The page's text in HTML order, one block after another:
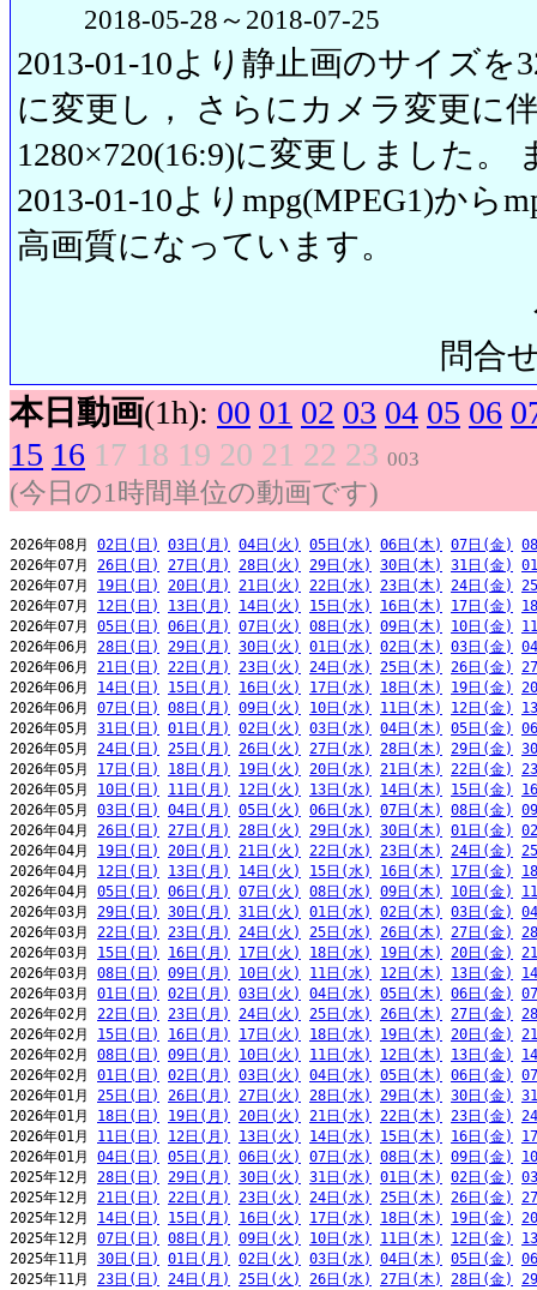
2018-05-28～2018-07-25
2013-01-10より静止画のサイズを
に変更し， さらにカメラ変更に
1280×720(16:9)に変更しました。
2013-01-10よりmpg(MPEG1)から
高画質になっています。
問合
本日動画(1h): 00 01 02 03 04 05 06
15 16 17 18 19 20 21 22 23 003
(今日の1時間単位の動画です)
2026年08月 02日(日) 03日(月) 04日(火) 05日(水) 06日(木) 07日(金)
2026年07月 26日(日) 27日(月) 28日(火) 29日(水) 30日(木) 31日(金)
2026年07月 19日(日) 20日(月) 21日(火) 22日(水) 23日(木) 24日(金)
2026年07月 12日(日) 13日(月) 14日(火) 15日(水) 16日(木) 17日(金)
2026年07月 05日(日) 06日(月) 07日(火) 08日(水) 09日(木) 10日(金)
2026年06月 28日(日) 29日(月) 30日(火) 01日(水) 02日(木) 03日(金)
2026年06月 21日(日) 22日(月) 23日(火) 24日(水) 25日(木) 26日(金)
2026年06月 14日(日) 15日(月) 16日(火) 17日(水) 18日(木) 19日(金)
2026年06月 07日(日) 08日(月) 09日(火) 10日(水) 11日(木) 12日(金)
2026年05月 31日(日) 01日(月) 02日(火) 03日(水) 04日(木) 05日(金)
2026年05月 24日(日) 25日(月) 26日(火) 27日(水) 28日(木) 29日(金)
2026年05月 17日(日) 18日(月) 19日(火) 20日(水) 21日(木) 22日(金)
2026年05月 10日(日) 11日(月) 12日(火) 13日(水) 14日(木) 15日(金)
2026年05月 03日(日) 04日(月) 05日(火) 06日(水) 07日(木) 08日(金)
2026年04月 26日(日) 27日(月) 28日(火) 29日(水) 30日(木) 01日(金)
2026年04月 19日(日) 20日(月) 21日(火) 22日(水) 23日(木) 24日(金)
2026年04月 12日(日) 13日(月) 14日(火) 15日(水) 16日(木) 17日(金)
2026年04月 05日(日) 06日(月) 07日(火) 08日(水) 09日(木) 10日(金)
2026年03月 29日(日) 30日(月) 31日(火) 01日(水) 02日(木) 03日(金)
2026年03月 22日(日) 23日(月) 24日(火) 25日(水) 26日(木) 27日(金)
2026年03月 15日(日) 16日(月) 17日(火) 18日(水) 19日(木) 20日(金)
2026年03月 08日(日) 09日(月) 10日(火) 11日(水) 12日(木) 13日(金)
2026年03月 01日(日) 02日(月) 03日(火) 04日(水) 05日(木) 06日(金)
2026年02月 22日(日) 23日(月) 24日(火) 25日(水) 26日(木) 27日(金)
2026年02月 15日(日) 16日(月) 17日(火) 18日(水) 19日(木) 20日(金)
2026年02月 08日(日) 09日(月) 10日(火) 11日(水) 12日(木) 13日(金)
2026年02月 01日(日) 02日(月) 03日(火) 04日(水) 05日(木) 06日(金)
2026年01月 25日(日) 26日(月) 27日(火) 28日(水) 29日(木) 30日(金)
2026年01月 18日(日) 19日(月) 20日(火) 21日(水) 22日(木) 23日(金)
2026年01月 11日(日) 12日(月) 13日(火) 14日(水) 15日(木) 16日(金)
2026年01月 04日(日) 05日(月) 06日(火) 07日(水) 08日(木) 09日(金)
2025年12月 28日(日) 29日(月) 30日(火) 31日(水) 01日(木) 02日(金)
2025年12月 21日(日) 22日(月) 23日(火) 24日(水) 25日(木) 26日(金)
2025年12月 14日(日) 15日(月) 16日(火) 17日(水) 18日(木) 19日(金)
2025年12月 07日(日) 08日(月) 09日(火) 10日(水) 11日(木) 12日(金)
2025年11月 30日(日) 01日(月) 02日(火) 03日(水) 04日(木) 05日(金)
2025年11月 23日(日) 24日(月) 25日(火) 26日(水) 27日(木) 28日(金)